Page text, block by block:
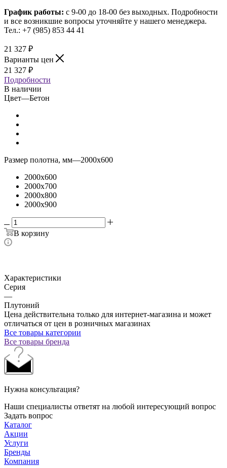
График работы: с 9-00 до 18-00 без выходных. Подробности
и все возникшие вопросы уточняйте у нашего менеджера.
Тел.: +7 (985) 853 44 41
21 327 ₽
Варианты цен
21 327 ₽
Подробности
В наличии
Цвет—Бетон
Размер полотна, мм—2000x600
2000x600
2000x700
2000x800
2000x900
В корзину
Характеристики
Серия
—
Плутоний
Цена действительна только для интернет-магазина и может
отличаться от цен в розничных магазинах
Все товары категории
Все товары бренда
Нужна консультация?
Наши специалисты ответят на любой интересующий вопрос
Задать вопрос
Каталог
Акции
Услуги
Бренды
Компания